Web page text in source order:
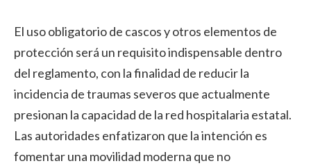
El uso obligatorio de cascos y otros elementos de
protección será un requisito indispensable dentro
del reglamento, con la finalidad de reducir la
incidencia de traumas severos que actualmente
presionan la capacidad de la red hospitalaria estatal.
Las autoridades enfatizaron que la intención es
fomentar una movilidad moderna que no